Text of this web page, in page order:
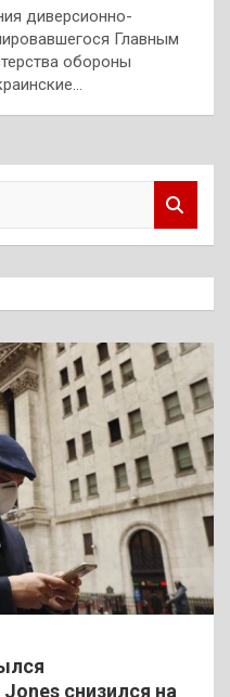
диверсионно-
Главным
обороны
снизился на